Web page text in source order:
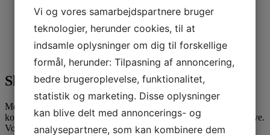
Få et uforpligtende tilbud
Skal GKservice forny for dit gulv?
Med tanke på vores landsdækkende service har vi helt sikkert
kompetente medarbejdere i dit nærområde til at varetage din opgave.
Vores erfarne gulvmænd er klar til at hjælpe med at gøre dine
Vi og vores samarbejdspartnere bruger
teknologier, herunder cookies, til at
indsamle oplysninger om dig til forskellige
formål, herunder: Tilpasning af annoncering,
bedre brugeroplevelse, funktionalitet,
statistik og marketing. Disse oplysninger
kan blive delt med annoncerings- og
analysepartnere, som kan kombinere dem